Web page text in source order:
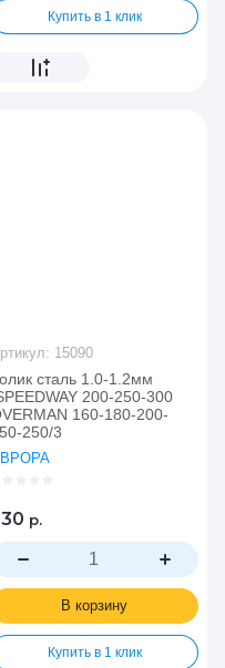
Купить в 1 клик
сталь 1.0-1.2мм
200-250-300
160-180-200-
250/3
15090
р.
В корзину
Купить в 1 клик